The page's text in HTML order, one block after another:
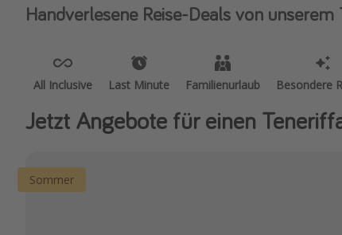
Handverlesene Reise-Deals von unserem
All Inclusive Last Minute Familienurlaub Besondere
Jetzt Angebote für einen
Sommer